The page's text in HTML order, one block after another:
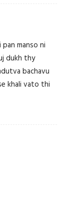
manso ni
dukh thy
bachavu
khali vato thi